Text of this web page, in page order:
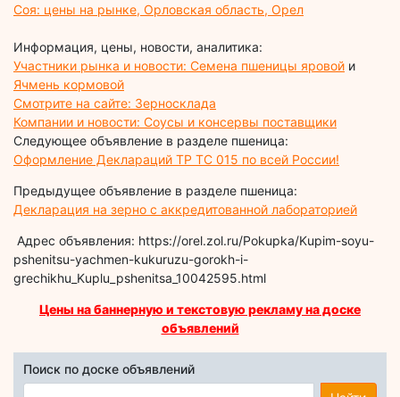
Соя: цены на рынке, Орловская область, Орел
Информация, цены, новости, аналитика:
Участники рынка и новости: Семена пшеницы яровой и
Ячмень кормовой
Смотрите на сайте: Зерносклада
Компании и новости: Соусы и консервы поставщики
Следующее объявление в разделе пшеница:
Оформление Деклараций ТР ТС 015 по всей России!
Предыдущее объявление в разделе пшеница:
Декларация на зерно с аккредитованной лабораторией
Адрес объявления: https://orel.zol.ru/Pokupka/Kupim-soyu-
pshenitsu-yachmen-kukuruzu-gorokh-i-
grechikhu_Kuplu_pshenitsa_10042595.html
Цены на баннерную и текстовую рекламу на доске
объявлений
Поиск по доске объявлений